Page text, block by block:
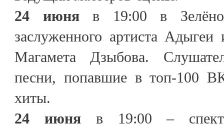
24 июняв 19:00 в
заслуженного артиста
Магамета Дзыбова.
песни, попавшие в топ-100
хиты.
24 июня в 19:00 –